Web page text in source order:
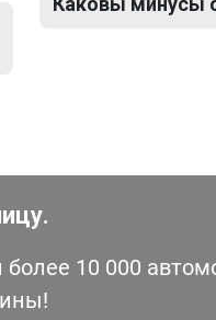
10 000